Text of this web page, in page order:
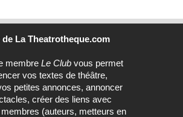
de La Theatrotheque.com
membreLe Club vous permet
vos textes de théâtre,
petites annonces, annoncer
créer des liens avec
(auteurs, metteurs en